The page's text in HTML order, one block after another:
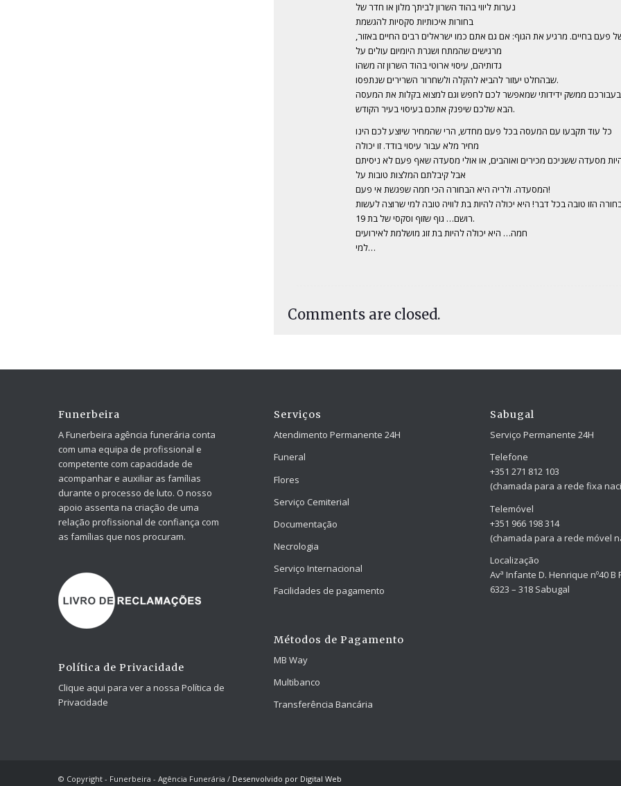
נערות ליווי בהוד השרון לביתך מלון או חדר של
בחורות איכותיות סקסיות להגשמת
פעם בחיים. מרגיע את הגוף: אם גם אתם כמו ישראלים רבים החיים באזור,
מרגישים שהמתח ושגרת היומיום עולים על
גדותיהם, עיסוי ארוטי בהוד השרון זה משהו
שבהחלט יעזור להביא להקלה ולשחרור השרירים שנתפסו.
בעבורכם ממשק ידידותי שמאפשר לכם לחפש וגם למצוא בקלות את המעסה
הבא שלכם שיפנק אתכם בעיסוי בעיר הקודש.
כל עוד תקבעו עם המעסה בכל פעם מחדש, הרי שהמחיר שיוצע לכם הינו
מחיר מלא עבור עיסוי בודד. זו יכולה
מסעדה ששניכם מכירים ואוהבים, או אולי מסעדה שאף פעם לא ניסיתם
אבל קיבלתם המלצות טובות על
המסעדה. ולריה היא הבחורה הכי חמה שפגשת אי פעם!
הזו טובה בכל דבר! היא יכולה להיות בת לוויה טובה למי שרוצה לעשות
רושם… גוף שזוף וסקסי של בת 19.
חמה… היא יכולה להיות בת זוג מושלמת לאירועים
למי…
Comments are closed.
Funerbeira
A Funerbeira agência funerária conta
com uma equipa de profissional e
competente com capacidade de
acompanhar e auxiliar as famílias
durante o processo de luto. O nosso
apoio assenta na criação de uma
relação profissional de confiança com
as famílias que nos procuram.
Política de Privacidade
Clique aqui para ver a nossa Política de
Privacidade
Serviços
Atendimento Permanente 24H
Funeral
Flores
Serviço Cemiterial
Documentação
Necrologia
Serviço Internacional
Facilidades de pagamento
Métodos de Pagamento
MB Way
Multibanco
Transferência Bancária
Sabugal
Serviço Permanente 24H
Telefone
+351 271 812 103
(chamada para a rede fixa
Telemóvel
+351 966 198 314
(chamada para a rede móvel
Localização
Avª Infante D. Henrique nº40 B
6323 – 318 Sabugal
© Copyright - Funerbeira - Agência Funerária / Desenvolvido por Digital Web